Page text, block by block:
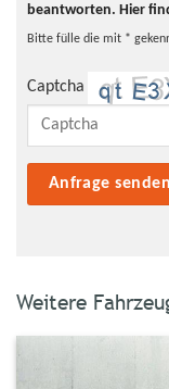
beantworten. Hier
Bitte fülle die mit *
Bitte lasse dieses Feld
Captcha
Weitere